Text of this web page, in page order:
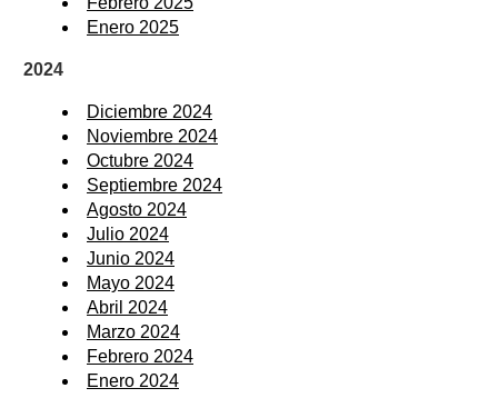
Enero 2025
2024
Diciembre 2024
Noviembre 2024
Octubre 2024
Septiembre 2024
Agosto 2024
Julio 2024
Junio 2024
Mayo 2024
Abril 2024
Marzo 2024
Febrero 2024
Enero 2024